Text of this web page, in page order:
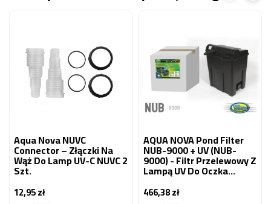
Aqua Nova NUVC
Connector – Złączki Na
Wąż Do Lamp UV-C NUVC 2
Szt.
12,95 złCena
AQUA NOVA Pond Filter
NUB-9000 + UV (NUB-
9000) - Filtr Przelewowy Z
Lampą UV Do Oczka
Wodnego
466,38 złCena